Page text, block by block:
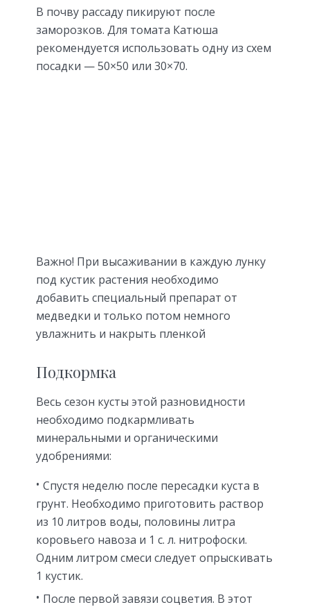
В почву рассаду пикируют после
заморозков. Для томата Катюша
рекомендуется использовать одну из схем
посадки — 50×50 или 30×70.
Важно! При высаживании в каждую лунку
под кустик растения необходимо
добавить специальный препарат от
медведки и только потом немного
увлажнить и накрыть пленкой
Подкормка
Весь сезон кусты этой разновидности
необходимо подкармливать
минеральными и органическими
удобрениями:
Спустя неделю после пересадки куста в
грунт. Необходимо приготовить раствор
из 10 литров воды, половины литра
коровьего навоза и 1 с. л. нитрофоски.
Одним литром смеси следует опрыскивать
1 кустик.
После первой завязи соцветия. В этот